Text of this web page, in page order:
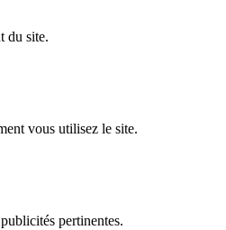
du site.
vous utilisez le site.
pertinentes.